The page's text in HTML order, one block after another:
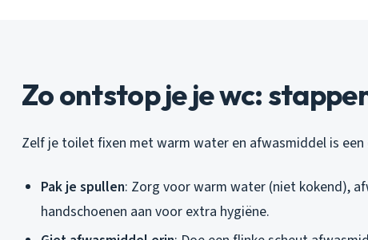
Zo ontstop je je wc:
Zelf je toilet fixen met warm water en afwasmiddel is
Pak je spullen: Zorg voor warm water (niet kokend),
handschoenen aan voor extra hygiëne.